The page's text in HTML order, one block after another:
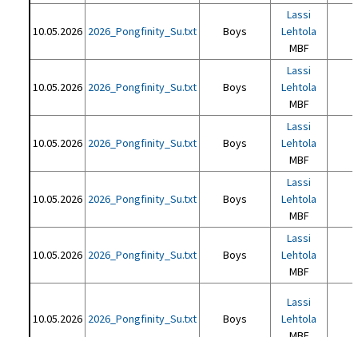
10.05.2026 2026_Pongfinity_Su.txt Boys
Lassi
Lehtola
MBF
10.05.2026 2026_Pongfinity_Su.txt Boys
Lassi
Lehtola
MBF
10.05.2026 2026_Pongfinity_Su.txt Boys
Lassi
Lehtola
MBF
10.05.2026 2026_Pongfinity_Su.txt Boys
Lassi
Lehtola
MBF
10.05.2026 2026_Pongfinity_Su.txt Boys
Lassi
Lehtola
MBF
10.05.2026 2026_Pongfinity_Su.txt Boys
Lassi
Lehtola